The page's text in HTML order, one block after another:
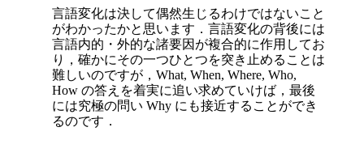
言語変化は決して偶然生じるわけではないこと
がわかったかと思います．言語変化の背後には
言語内的・外的な諸要因が複合的に作用してお
り，確かにその一つひとつを突き止めることは
難しいのですが，What, When, Where, Who,
How の答えを着実に追い求めていけば，最後
には究極の問い Why にも接近することができ
るのです．